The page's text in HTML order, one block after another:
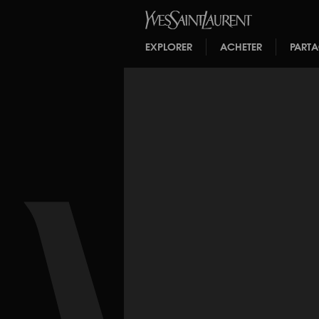
EXPLORER ACHETER